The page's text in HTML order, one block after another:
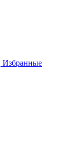
Избранные